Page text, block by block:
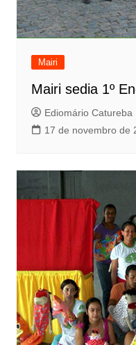
Mairi
Mairi sedia 1º
Ediomário Catureba
17 de novembro de